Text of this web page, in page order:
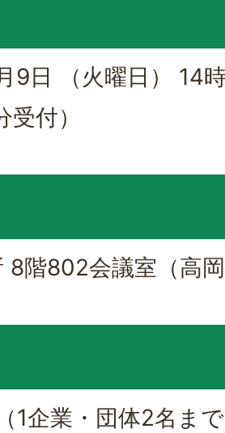
9日 （火曜日） 14
受付）
8階802会議室（高
1企業・団体2名ま